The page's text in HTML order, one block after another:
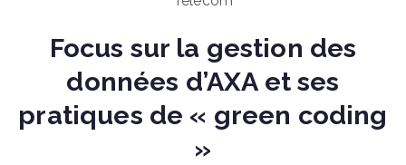
Focus sur la gestion des
données d’AXA et ses
pratiques de « green coding
»